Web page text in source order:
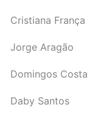
Cristiana França
Jorge Aragão
Domingos Costa
Daby Santos